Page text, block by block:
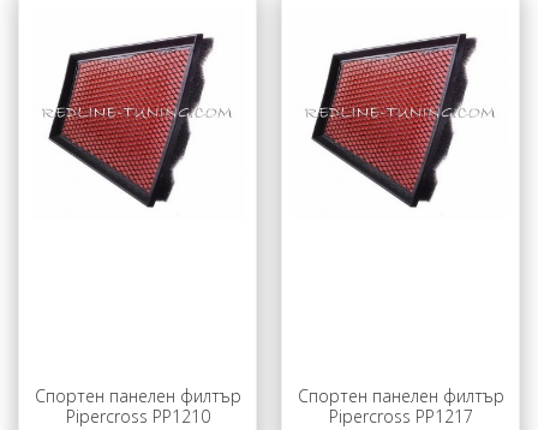
Спортен панелен филтър
Pipercross PP1210
Спортен панелен филтър
Pipercross PP1217